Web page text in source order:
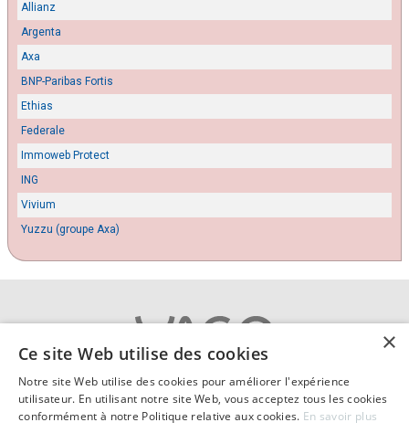
Allianz
Argenta
Axa
BNP-Paribas Fortis
Ethias
Federale
Immoweb Protect
ING
Vivium
Yuzzu (groupe Axa)
A propos| Contact |Cookies
Vie privée| Conditions générales|Mentions légales
×
Ce site Web utilise des cookies
Notre site Web utilise des cookies pour améliorer l'expérience
utilisateur. En utilisant notre site Web, vous acceptez tous les cookies
conformément à notre Politique relative aux cookies. En savoir plus